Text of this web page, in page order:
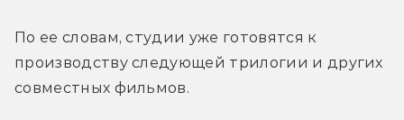
По ее словам, студии уже готовятся к
производству следующей трилогии и других
совместных фильмов.